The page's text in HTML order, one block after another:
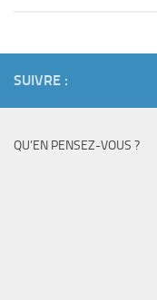
SUIVRE :
QU’EN PENSEZ-VOUS ?